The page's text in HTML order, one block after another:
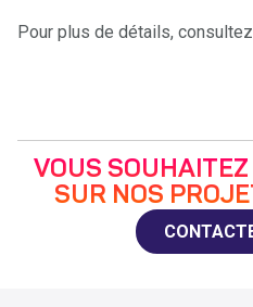
Pour plus de détails,
VOUS
SUR NOS